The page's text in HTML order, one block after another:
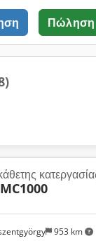
Πώληση
953 km